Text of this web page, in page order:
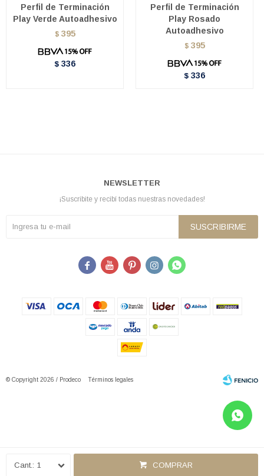
1 COMPRAR
Perfil de Terminación
Play Verde Autoadhesivo
$ 395
$ 336
Perfil de Terminación
Play Rosado
Autoadhesivo
$ 395
$ 336
NEWSLETTER
¡Suscribite y recibí todas nuestras novedades!
SUSCRIBIRME
    
© Copyright 2026 / Prodeco Términos legales